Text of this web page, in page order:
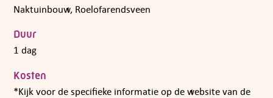
Naktuinbouw, Roelofarendsveen
Duur
1 dag
Kosten
*Kijk voor de specifieke informatie op de website van de